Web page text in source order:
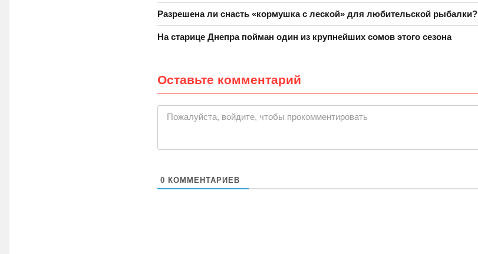
Разрешена ли снасть «кормушка с леской» для любительской рыбалки?
На старице Днепра пойман один из крупнейших сомов этого сезона
Оставьте комментарий
Пожалуйста, войдите, чтобы прокомментировать
0 КОММЕНТАРИЕВ